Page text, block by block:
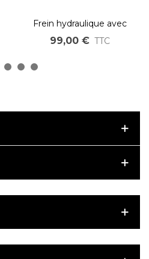
Frein hydraulique avec
coupure électrique
intégrée – double Piston –
Connecteur JULET rouge
99,00 € TTC